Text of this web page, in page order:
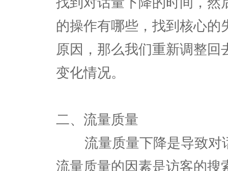
的操作有哪些，找到核心
原因，那么我们重新调整
变化情况。
二、流量质量
流量质量下降是导致对
流量质量的因素是访客的搜